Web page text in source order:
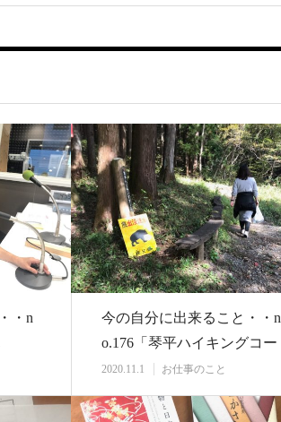
・n
今の自分に出来ること・・n
o.176「琴平ハイキングコー
スから芝桜の…
2020.11.1 お仕事のこと